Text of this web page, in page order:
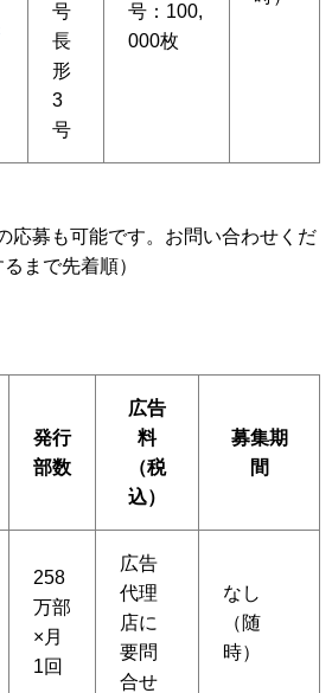
号
長
形
3
号
号：100,
000枚
応募も可能です。お問い合わせくだ
まで先着順）
発行
部数
広告
料
（税
込）
募集期
間
258
万部
×月
1回
広告
代理
店に
要問
合せ
なし
（随
時）